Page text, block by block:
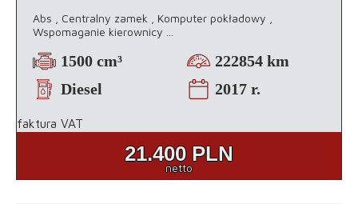
Abs , Centralny zamek , Komputer pokładowy ,
Wspomaganie kierownicy
1500 cm³
222854 km
Diesel
2017 r.
faktura VAT
21.400 PLN
netto